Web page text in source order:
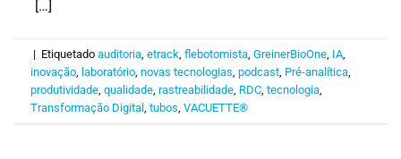
[…]
| Etiquetadoauditoria ,etrack ,flebotomista ,GreinerBioOne IA
inovação laboratório ,novas tecnologias ,podcast Pré-analítica
produtividade ,qualidade ,rastreabilidade RDC ,tecnologia
Transformação Digital ,tubos ,VACUETTE®